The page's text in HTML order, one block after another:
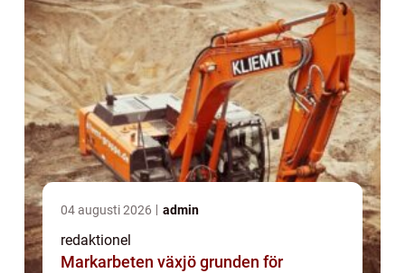
04 augusti 2026 admin
redaktionel
Markarbeten växjö grunden för